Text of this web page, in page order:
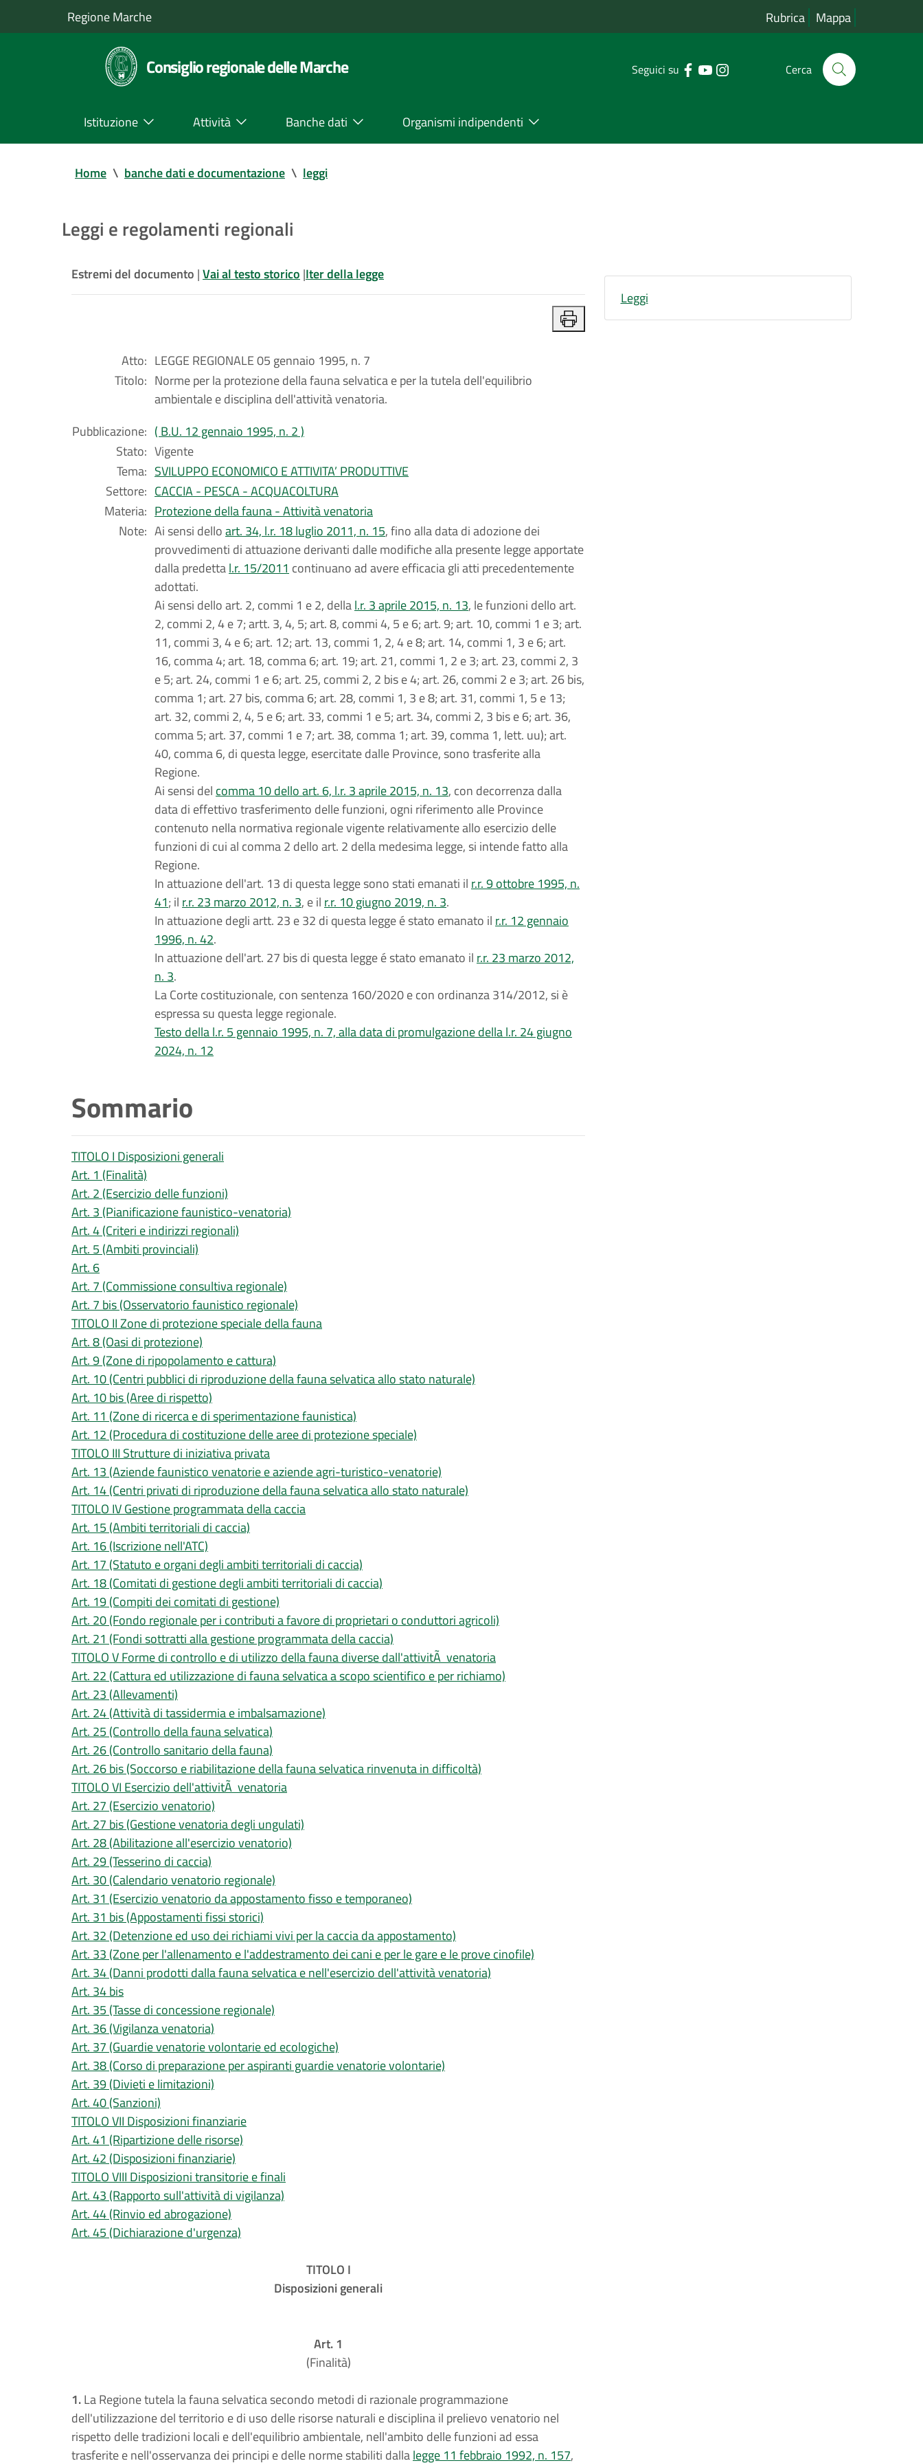
Regione Marche Rubrica Mappa
Consiglio regionale delle Marche Seguici su Cerca
Istituzione Attività Banche dati Organismi indipendenti
Home \ banche dati e documentazione \ leggi
Leggi e regolamenti regionali
Estremi del documento |Vai al testo storico |Iter della legge
Atto: LEGGE REGIONALE 05 gennaio 1995, n. 7
Titolo: Norme per la protezione della fauna selvatica e per la tutela dell'equilibrio
ambientale e disciplina dell'attività venatoria.
Pubblicazione: ( B.U. 12 gennaio 1995, n. 2 )
Stato: Vigente
Tema: SVILUPPO ECONOMICO E ATTIVITA’ PRODUTTIVE
Settore: CACCIA - PESCA - ACQUACOLTURA
Materia: Protezione della fauna - Attività venatoria
Note: Ai sensi delloart. 34, l.r. 18 luglio 2011, n. 15, fino alla data di adozione dei
provvedimenti di attuazione derivanti dalle modifiche alla presente legge apportate
dalla predettal.r. 15/2011 continuano ad avere efficacia gli atti precedentemente
adottati.
Ai sensi dello art. 2, commi 1 e 2, dellal.r. 3 aprile 2015, n. 13, le funzioni dello art.
2, commi 2, 4 e 7; artt. 3, 4, 5; art. 8, commi 4, 5 e 6; art. 9; art. 10, commi 1 e 3; art.
11, commi 3, 4 e 6; art. 12; art. 13, commi 1, 2, 4 e 8; art. 14, commi 1, 3 e 6; art.
16, comma 4; art. 18, comma 6; art. 19; art. 21, commi 1, 2 e 3; art. 23, commi 2, 3
e 5; art. 24, commi 1 e 6; art. 25, commi 2, 2 bis e 4; art. 26, commi 2 e 3; art. 26 bis,
comma 1; art. 27 bis, comma 6; art. 28, commi 1, 3 e 8; art. 31, commi 1, 5 e 13;
art. 32, commi 2, 4, 5 e 6; art. 33, commi 1 e 5; art. 34, commi 2, 3 bis e 6; art. 36,
comma 5; art. 37, commi 1 e 7; art. 38, comma 1; art. 39, comma 1, lett. uu); art.
40, comma 6, di questa legge, esercitate dalle Province, sono trasferite alla
Regione.
Ai sensi del comma 10 dello art. 6, l.r. 3 aprile 2015, n. 13, con decorrenza dalla
data di effettivo trasferimento delle funzioni, ogni riferimento alle Province
contenuto nella normativa regionale vigente relativamente allo esercizio delle
funzioni di cui al comma 2 dello art. 2 della medesima legge, si intende fatto alla
Regione.
In attuazione dell'art. 13 di questa legge sono stati emanati il r.r. 9 ottobre 1995, n.
41; il r.r. 23 marzo 2012, n. 3, e il r.r. 10 giugno 2019, n. 3.
In attuazione degli artt. 23 e 32 di questa legge é stato emanato il r.r. 12 gennaio
1996, n. 42.
In attuazione dell'art. 27 bis di questa legge é stato emanato il r.r. 23 marzo 2012,
n. 3.
La Corte costituzionale, con sentenza 160/2020 e con ordinanza 314/2012, si è
espressa su questa legge regionale.
Testo della l.r. 5 gennaio 1995, n. 7, alla data di promulgazione della l.r. 24 giugno
2024, n. 12
Sommario
TITOLO I Disposizioni generali
Art. 1 (Finalità)
Art. 2 (Esercizio delle funzioni)
Art. 3 (Pianificazione faunistico-venatoria)
Art. 4 (Criteri e indirizzi regionali)
Art. 5 (Ambiti provinciali)
Art. 6
Art. 7 (Commissione consultiva regionale)
Art. 7 bis (Osservatorio faunistico regionale)
TITOLO II Zone di protezione speciale della fauna
Art. 8 (Oasi di protezione)
Art. 9 (Zone di ripopolamento e cattura)
Art. 10 (Centri pubblici di riproduzione della fauna selvatica allo stato naturale)
Art. 10 bis (Aree di rispetto)
Art. 11 (Zone di ricerca e di sperimentazione faunistica)
Art. 12 (Procedura di costituzione delle aree di protezione speciale)
TITOLO III Strutture di iniziativa privata
Art. 13 (Aziende faunistico venatorie e aziende agri-turistico-venatorie)
Art. 14 (Centri privati di riproduzione della fauna selvatica allo stato naturale)
TITOLO IV Gestione programmata della caccia
Art. 15 (Ambiti territoriali di caccia)
Art. 16 (Iscrizione nell'ATC)
Art. 17 (Statuto e organi degli ambiti territoriali di caccia)
Art. 18 (Comitati di gestione degli ambiti territoriali di caccia)
Art. 19 (Compiti dei comitati di gestione)
Art. 20 (Fondo regionale per i contributi a favore di proprietari o conduttori agricoli)
Art. 21 (Fondi sottratti alla gestione programmata della caccia)
TITOLO V Forme di controllo e di utilizzo della fauna diverse dall'attivitÃ venatoria
Art. 22 (Cattura ed utilizzazione di fauna selvatica a scopo scientifico e per richiamo)
Art. 23 (Allevamenti)
Art. 24 (Attività di tassidermia e imbalsamazione)
Art. 25 (Controllo della fauna selvatica)
Art. 26 (Controllo sanitario della fauna)
Art. 26 bis (Soccorso e riabilitazione della fauna selvatica rinvenuta in difficoltà)
TITOLO VI Esercizio dell'attivitÃ venatoria
Art. 27 (Esercizio venatorio)
Art. 27 bis (Gestione venatoria degli ungulati)
Art. 28 (Abilitazione all'esercizio venatorio)
Art. 29 (Tesserino di caccia)
Art. 30 (Calendario venatorio regionale)
Art. 31 (Esercizio venatorio da appostamento fisso e temporaneo)
Art. 31 bis (Appostamenti fissi storici)
Art. 32 (Detenzione ed uso dei richiami vivi per la caccia da appostamento)
Art. 33 (Zone per l'allenamento e l'addestramento dei cani e per le gare e le prove cinofile)
Art. 34 (Danni prodotti dalla fauna selvatica e nell'esercizio dell'attività venatoria)
Art. 34 bis
Art. 35 (Tasse di concessione regionale)
Art. 36 (Vigilanza venatoria)
Art. 37 (Guardie venatorie volontarie ed ecologiche)
Art. 38 (Corso di preparazione per aspiranti guardie venatorie volontarie)
Art. 39 (Divieti e limitazioni)
Art. 40 (Sanzioni)
TITOLO VII Disposizioni finanziarie
Art. 41 (Ripartizione delle risorse)
Art. 42 (Disposizioni finanziarie)
TITOLO VIII Disposizioni transitorie e finali
Art. 43 (Rapporto sull'attività di vigilanza)
Art. 44 (Rinvio ed abrogazione)
Art. 45 (Dichiarazione d'urgenza)
TITOLO I
Disposizioni generali
Art. 1
(Finalità)
1.La Regione tutela la fauna selvatica secondo metodi di razionale programmazione
dell'utilizzazione del territorio e di uso delle risorse naturali e disciplina il prelievo venatorio nel
rispetto delle tradizioni locali e dell'equilibrio ambientale, nell'ambito delle funzioni ad essa
trasferite e nell'osservanza dei principi e delle norme stabiliti dallalegge 11 febbraio 1992, n. 157,
Leggi